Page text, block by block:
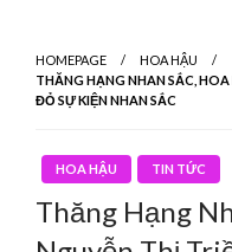
HOMEPAGE
HOA HẬU
THĂNG HẠNG NHAN SẮC,
ĐỎ SỰ KIỆN NHAN SẮC
HOA HẬU TIN TỨC
Thăng Hạng